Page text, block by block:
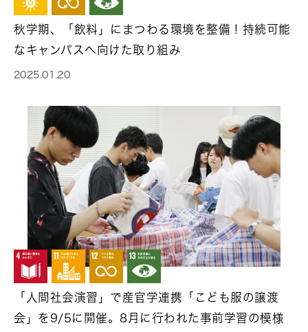
秋学期、「飲料」にまつわる環境を整備！持続可能
なキャンパスへ向けた取り組み
2025.01.20
「人間社会演習」で産官学連携「こども服の譲渡
会」を9/5に開催。8月に行われた事前学習の模様